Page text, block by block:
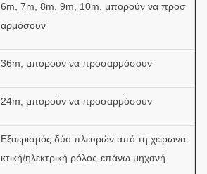
6m, 7m, 8m, 9m, 10m, μπορούν να προσ
αρμόσουν
36m, μπορούν να προσαρμόσουν
24m, μπορούν να προσαρμόσουν
Εξαερισμός δύο πλευρών από τη χειρωνα
κτική/ηλεκτρική ρόλος-επάνω μηχανή